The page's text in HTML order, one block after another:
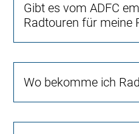
Gibt es vom ADFC
Radtouren für meine
Wo bekomme ich